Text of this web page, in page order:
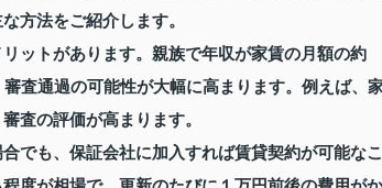
方法をご紹介します。
ットがあります。親族で年収が家賃の月額の約
査通過の可能性が大幅に高まります。例えば、
査の評価が高まります。
でも、保証会社に加入すれば賃貸契約が可能なこ